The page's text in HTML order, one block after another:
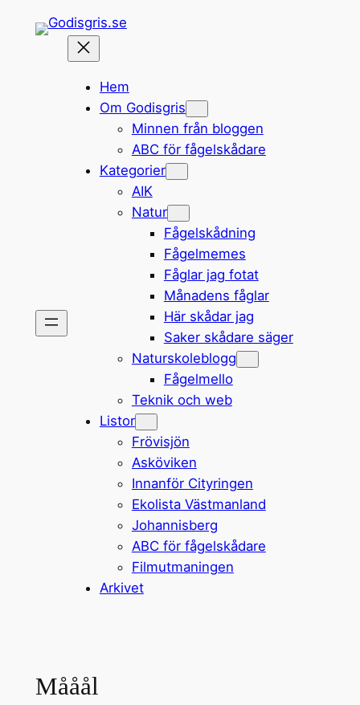
Hem
Om Godisgris
Minnen från bloggen
ABC för fågelskådare
Kategorier
AIK
Natur
Fågelskådning
Fågelmemes
Fåglar jag fotat
Månadens fåglar
Här skådar jag
Saker skådare säger
Naturskoleblogg
Fågelmello
Teknik och web
Listor
Frövisjön
Asköviken
Innanför Cityringen
Ekolista Västmanland
Johannisberg
ABC för fågelskådare
Filmutmaningen
Arkivet
Mååål